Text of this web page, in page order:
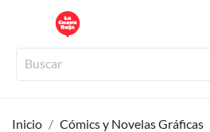
Inicio Cómics y Novelas Gráficas